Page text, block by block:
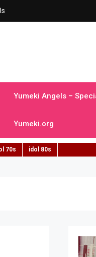
Yumeki Angels –
Yumeki.org
70s idol 80s